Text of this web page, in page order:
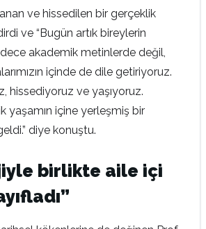
ve hissedilen bir gerçeklik
ve “Bugün artık bireylerin
akademik metinlerde değil,
içinde de dile getiriyoruz.
hissediyoruz ve yaşıyoruz.
yaşamın içine yerleşmiş bir
diye konuştu.
birlikte aile içi